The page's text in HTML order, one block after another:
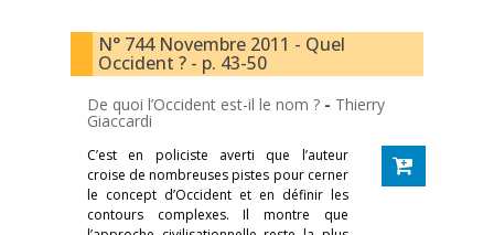
N° 744 Novembre 2011 - Quel
Occident ? - p. 43-50
De quoi l’Occident est-il le nom ? - Thierry
Giaccardi
C’est en policiste averti que l’auteur
croise de nombreuses pistes pour cerner
le concept d’Occident et en définir les
contours complexes. Il montre que